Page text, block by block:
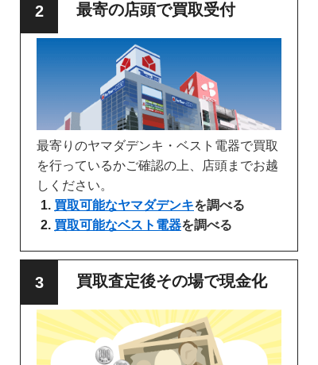
最寄の店頭で買取受付
最寄りのヤマダデンキ・ベスト電器で買取
を行っているかご確認の上、店頭までお越
しください。
買取可能なヤマダデンキを調べる
買取可能なベスト電器を調べる
買取査定後その場で現金化